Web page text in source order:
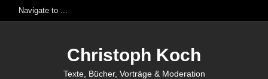
Christoph Koch
Texte, Bücher, Vorträge & Moderation